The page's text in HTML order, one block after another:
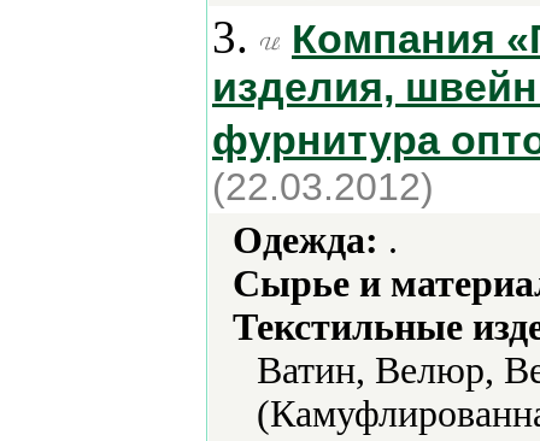
3.
Компания
изделия,
фурнитура
(22.03.2012)
Одежда: .
Сырье и
Текстильные
Ватин, Велюр,